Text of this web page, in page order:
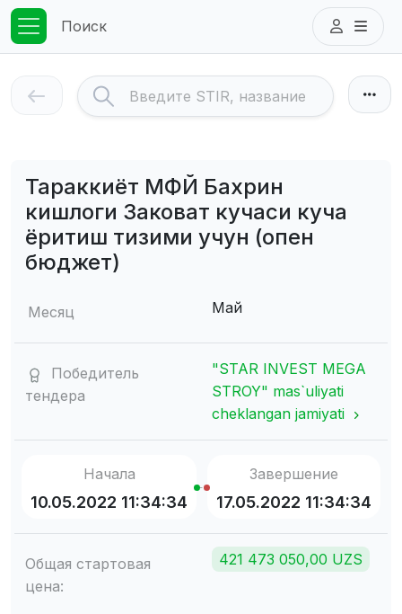
Поиск
Тараккиёт МФЙ Бахрин
кишлоги Заковат кучаси куча
ёритиш тизими учун (опен
бюджет)
Месяц Май
Победитель
тендера
"STAR INVEST MEGA
STROY" mas`uliyati
cheklangan jamiyati
Начала
10.05.2022 11:34:34
Завершение
17.05.2022 11:34:34
Общая стартовая
цена:
421 473 050,00 UZS